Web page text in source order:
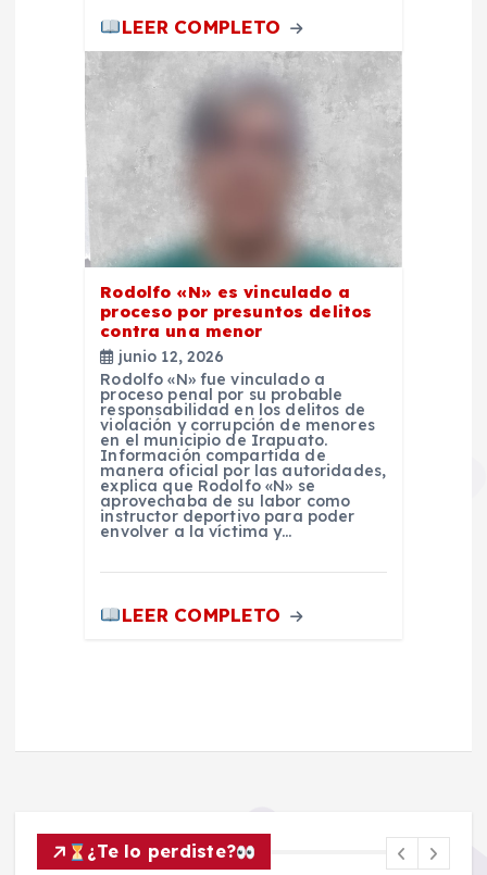
LEER COMPLETO
Rodolfo «N» es vinculado a
proceso por presuntos delitos
contra una menor
junio 12, 2026
Rodolfo «N» fue vinculado a
proceso penal por su probable
responsabilidad en los delitos de
violación y corrupción de menores
en el municipio de Irapuato.
Información compartida de
manera oficial por las autoridades,
explica que Rodolfo «N» se
aprovechaba de su labor como
instructor deportivo para poder
envolver a la víctima y…
LEER COMPLETO
¿Te lo perdiste?